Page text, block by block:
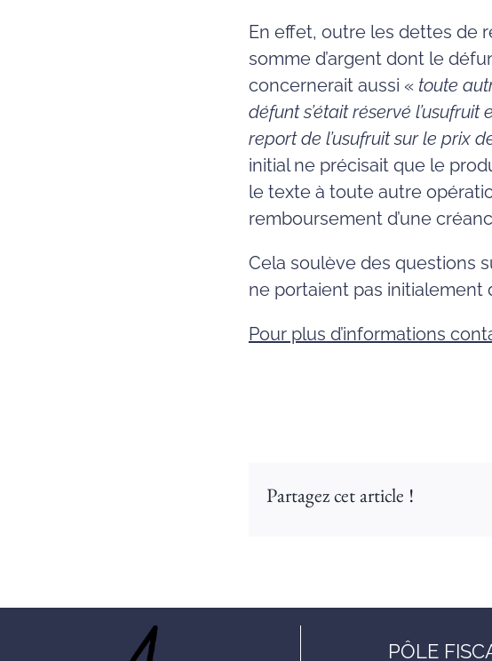
En effet, outre les dettes de
somme d’argent dont le
concernerait aussi « toute
défunt s’était réservé
report de l’usufruit sur le prix
initial ne précisait que le
le texte à toute autre
remboursement d’une
Cela soulève des questions
ne portaient pas initialement
Pour plus d’informations
Partagez cet article !
PÔLE